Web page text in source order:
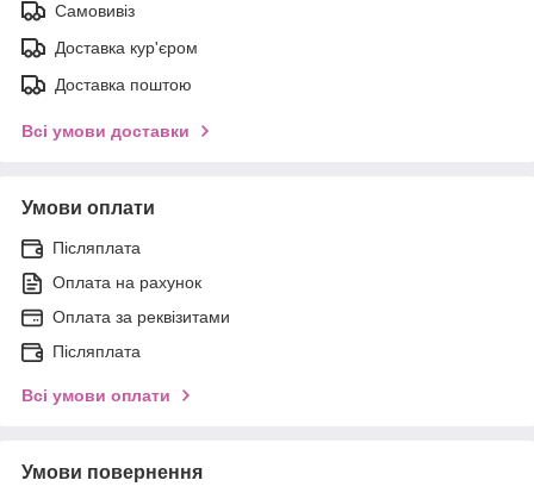
Самовивіз
Доставка кур'єром
Доставка поштою
Всі умови доставки
Умови оплати
Післяплата
Оплата на рахунок
Оплата за реквізитами
Післяплата
Всі умови оплати
Умови повернення